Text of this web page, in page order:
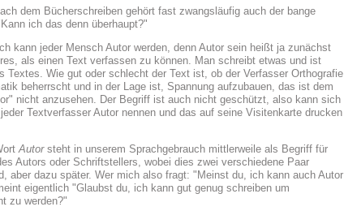
dem Bücherschreiben gehört fast zwangsläufig auch der bange
ich das denn überhaupt?"
kann jeder Mensch Autor werden, denn Autor sein heißt ja zunächst
als einen Text verfassen zu können. Man schreibt etwas und ist
Textes. Wie gut oder schlecht der Text ist, ob der Verfasser Orthografie
beherrscht und in der Lage ist, Spannung aufzubauen, das ist dem
nicht anzusehen. Der Begriff ist auch nicht geschützt, also kann sich
Textverfasser Autor nennen und das auf seine Visitenkarte drucken
Autorsteht in unserem Sprachgebrauch mittlerweile als Begriff für
Autors oder Schriftstellers, wobei dies zwei verschiedene Paar
aber dazu später. Wer mich also fragt: "Meinst du, ich kann auch Autor
eigentlich "Glaubst du, ich kann gut genug schreiben um
zu werden?"